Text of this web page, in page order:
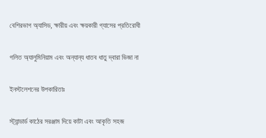
বেশিরভাগ অ্যাসিড, ক্ষারীয় এবং ক্ষয়কারী গ্যাসের প্রতিরোধী
গলিত অ্যালুমিনিয়াম এবং অন্যান্য ধাতব ধাতু দ্বারা ভিজা না
ইনস্টলেশনের উপকারিতাঃ
স্ট্যান্ডার্ড কাঠের সরঞ্জাম দিয়ে কাটা এবং আকৃতি সহজ